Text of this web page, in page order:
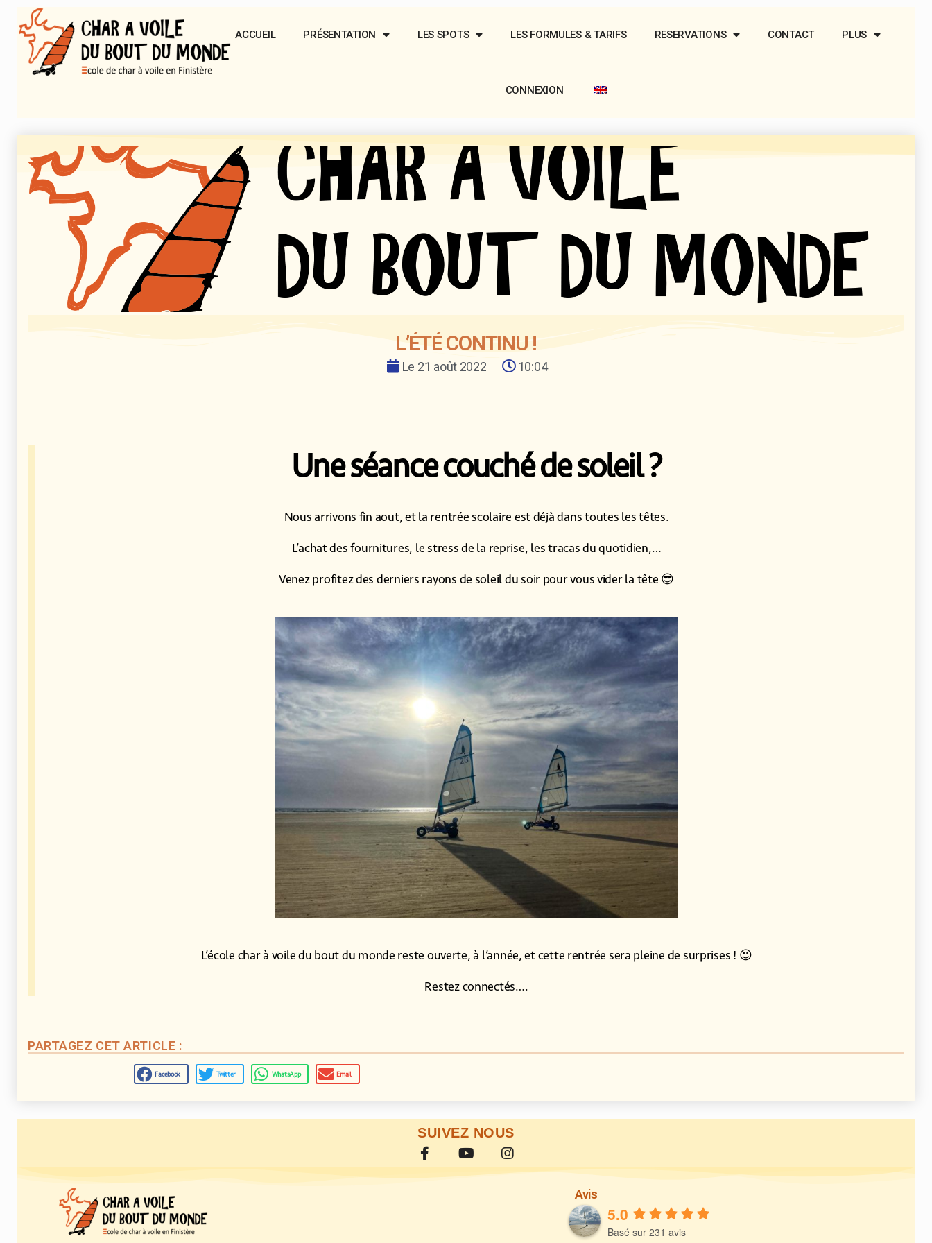
ACCUEIL PRÉSENTATION LES SPOTS LES FORMULES & TARIFS RESERVATIONS CONTACT PLUS
CONNEXION
L’ÉTÉ CONTINU !
Le 21 août 2022 10:04
Une séance couché de soleil ?
Nous arrivons fin aout, et la rentrée scolaire est déjà dans toutes les têtes.
L’achat des fournitures, le stress de la reprise, les tracas du quotidien,…
Venez profitez des derniers rayons de soleil du soir pour vous vider la tête 😎
L’école char à voile du bout du monde reste ouverte, à l’année, et cette rentrée sera pleine de surprises ! 😉
Restez connectés….
PARTAGEZ CET ARTICLE :
Facebook Twitter WhatsApp Email
SUIVEZ NOUS
Avis
5.0
Basé sur 231 avis